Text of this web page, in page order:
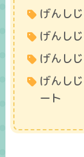
げんし
げんし
げんし
げんし
ート